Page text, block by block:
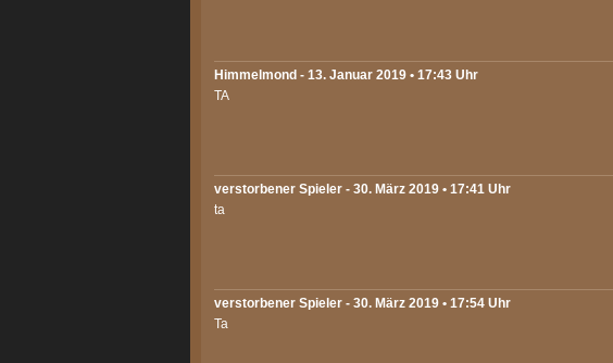
Himmelmond - 13. Januar 2019 • 17:43 Uhr
TA
verstorbener Spieler - 30. März 2019 • 17:41 Uhr
ta
verstorbener Spieler - 30. März 2019 • 17:54 Uhr
Ta